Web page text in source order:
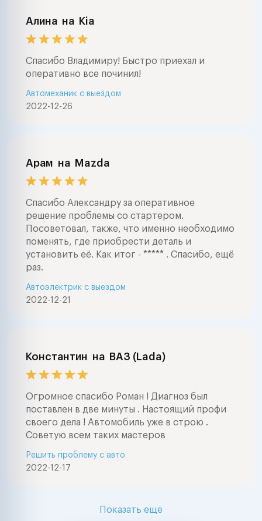
Алина на Kia
Спасибо Владимиру! Быстро приехал и
оперативно все починил!
2022-12-26
Автомеханик с выездом
Арам на Mazda
Спасибо Александру за оперативное
решение проблемы со стартером.
Посоветовал, также, что именно необходимо
поменять, где приобрести деталь и
установить её. Как итог - ***** . Спасибо, ещё
раз.
2022-12-21
Автоэлектрик с выездом
Константин на ВАЗ (Lada)
Огромное спасибо Роман ! Диагноз был
поставлен в две минуты . Настоящий профи
своего дела ! Автомобиль уже в строю .
Советую всем таких мастеров
2022-12-17
Решить проблему с авто
Показать еще